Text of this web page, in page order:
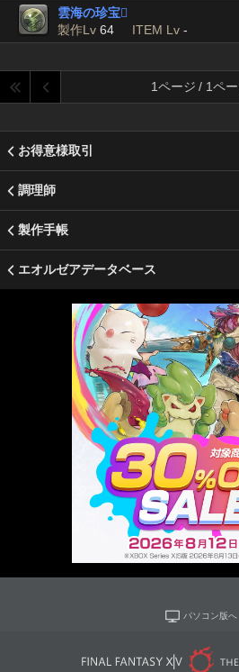
雲海の珍宝
製作Lv 64 ITEM Lv -
1ページ / 1ペ
お得意様取引
調理師
製作手帳
エオルゼアデータベース
パソコン版へ